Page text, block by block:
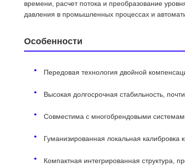
времени, расчет потока и преобразование
давления в промышленных процессах и
Особенности
Передовая технология двойной
Высокая долгосрочная стабильность,
Совместима с многобрендовыми
Гуманизированная локальная
Компактная интегрированная структура,